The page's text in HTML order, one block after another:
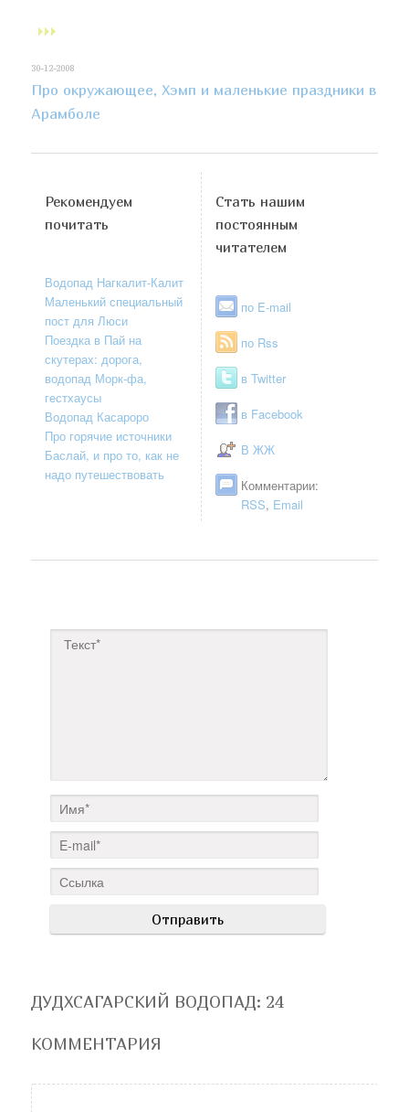
30-12-2008
Про окружающее, Хэмп и маленькие праздники в
Арамболе
Рекомендуем
почитать
Водопад Нагкалит-Калит
Маленький специальный
пост для Люси
Поездка в Пай на
скутерах: дорога,
водопад Морк-фа,
гестхаусы
Водопад Касароро
Про горячие источники
Баслай, и про то, как не
надо путешествовать
Стать нашим
постоянным
читателем
по E-mail
по Rss
в Twitter
в Facebook
В ЖЖ
Комментарии:
RSS, Email
ДУДХСАГАРСКИЙ ВОДОПАД: 24
КОММЕНТАРИЯ